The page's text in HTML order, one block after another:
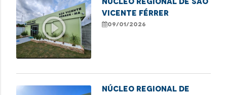
play_circle_outline
VICENTE FÉRRER
09/01/2026
NÚCLEO REGIONAL DE